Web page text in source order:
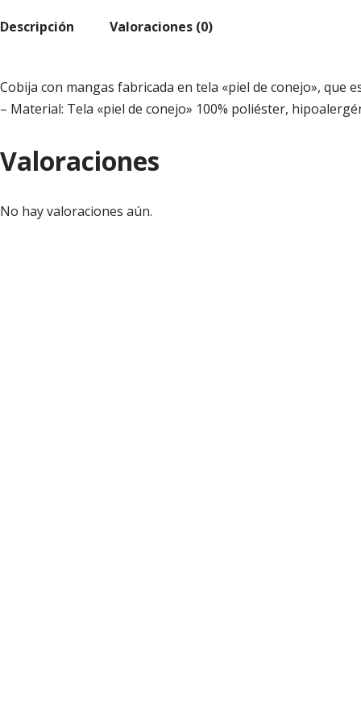
Descripción Valoraciones (0)
Cobija con mangas fabricada en tela «piel de conejo», que
– Material: Tela «piel de conejo» 100% poliéster,
Valoraciones
No hay valoraciones aún.